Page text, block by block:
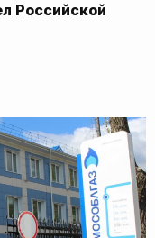
Российской